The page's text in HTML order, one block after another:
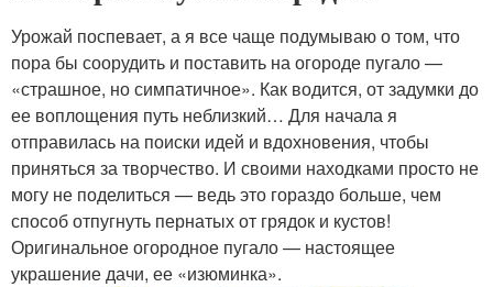
Урожай поспевает, а я все чаще подумываю о том, что
пора бы соорудить и поставить на огороде пугало —
«страшное, но симпатичное». Как водится, от задумки до
ее воплощения путь неблизкий… Для начала я
отправилась на поиски идей и вдохновения, чтобы
приняться за творчество. И своими находками просто не
могу не поделиться — ведь это гораздо больше, чем
способ отпугнуть пернатых от грядок и кустов!
Оригинальное огородное пугало — настоящее
украшение дачи, ее «изюминка».